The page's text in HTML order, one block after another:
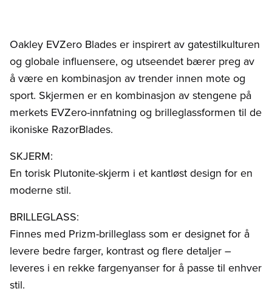
Oakley EVZero Blades er inspirert av gatestilkulturen
og globale influensere, og utseendet bærer preg av
å være en kombinasjon av trender innen mote og
sport. Skjermen er en kombinasjon av stengene på
merkets EVZero-innfatning og brilleglassformen til de
ikoniske RazorBlades.
SKJERM:
En torisk Plutonite-skjerm i et kantløst design for en
moderne stil.
BRILLEGLASS:
Finnes med Prizm-brilleglass som er designet for å
levere bedre farger, kontrast og flere detaljer –
leveres i en rekke fargenyanser for å passe til enhver
stil.